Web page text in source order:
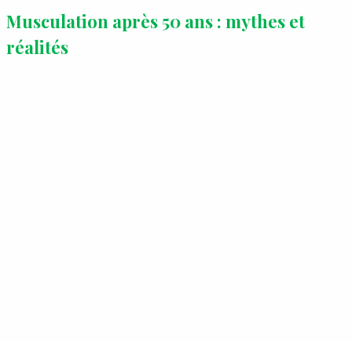
Musculation après 50 ans : mythes et
réalités